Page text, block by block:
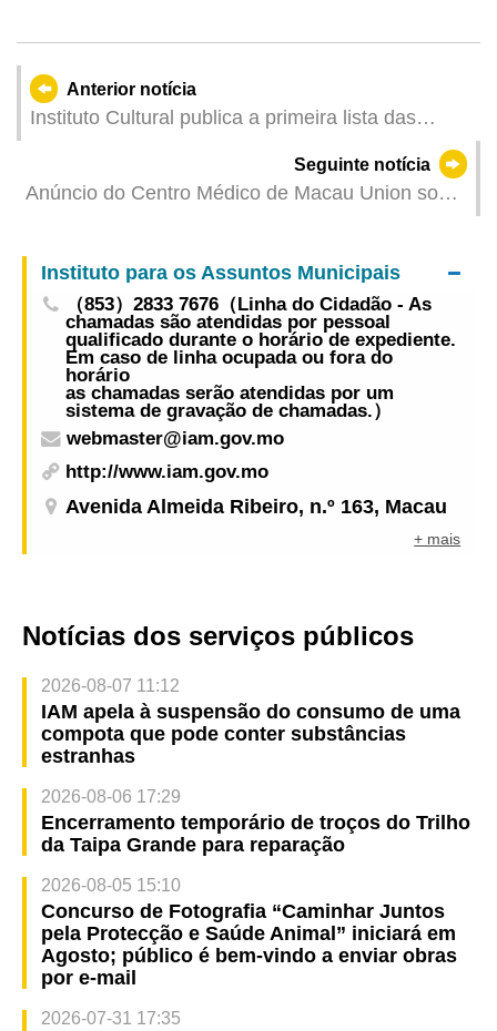
Anterior notícia
Instituto Cultural publica a primeira lista das
entidades de salvaguarda das manifestações do
Seguinte notícia
Anúncio do Centro Médico de Macau Union sobre
Dia de Finados
Instituto para os Assuntos Municipais
（853）2833 7676（Linha do Cidadão - As
chamadas são atendidas por pessoal
qualificado durante o horário de expediente.
Em caso de linha ocupada ou fora do
horário
as chamadas serão atendidas por um
sistema de gravação de chamadas.）
webmaster@iam.gov.mo
http://www.iam.gov.mo
Avenida Almeida Ribeiro, n.º 163, Macau
+ mais
Notícias dos serviços públicos
2026-08-07 11:12
IAM apela à suspensão do consumo de uma
compota que pode conter substâncias
estranhas
2026-08-06 17:29
Encerramento temporário de troços do Trilho
da Taipa Grande para reparação
2026-08-05 15:10
Concurso de Fotografia “Caminhar Juntos
pela Protecção e Saúde Animal” iniciará em
Agosto; público é bem-vindo a enviar obras
por e-mail
2026-07-31 17:35